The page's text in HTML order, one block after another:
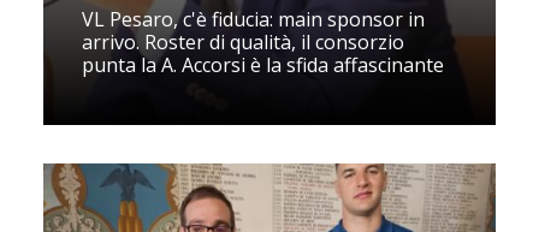
VL Pesaro, c'è fiducia: main sponsor in
arrivo. Roster di qualità, il consorzio
punta la A. Accorsi è la sfida affascinante